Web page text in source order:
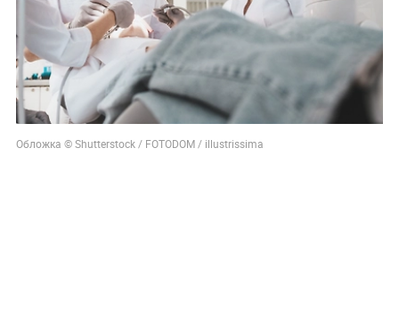
Обложка © Shutterstock / FOTODOM / illustrissima